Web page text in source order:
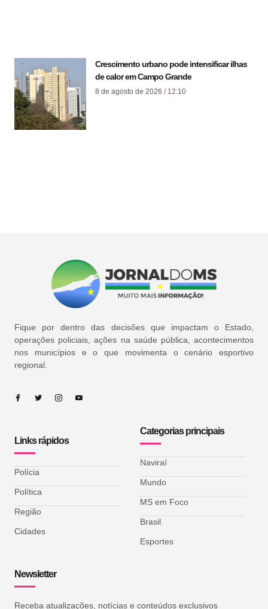
Crescimento urbano pode intensificar ilhas
de calor em Campo Grande
8 de agosto de 2026 12:10
Fique por dentro das decisões que impactam o Estado,
operações policiais, ações na saúde pública, acontecimentos
nos municípios e o que movimenta o cenário esportivo
regional.
Links rápidos
Polícia
Política
Região
Cidades
Categorias principais
Naviraí
Mundo
MS em Foco
Brasil
Esportes
Newsletter
Receba atualizações, notícias e conteúdos exclusivos